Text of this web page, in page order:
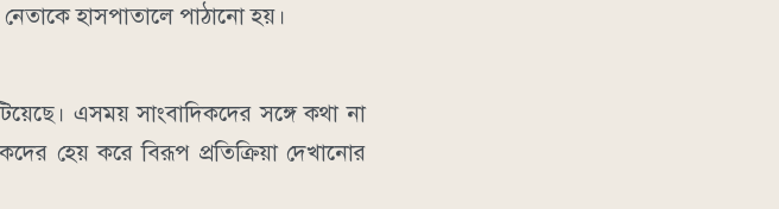
হাসপাতালে পাঠানো হয়।
এসময় সাংবাদিকদের সঙ্গে কথা না
হেয় করে বিরূপ প্রতিক্রিয়া দেখানোর